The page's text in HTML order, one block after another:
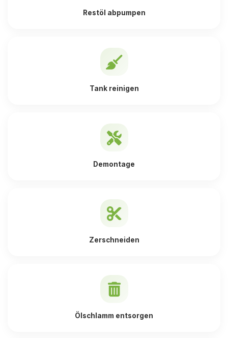
Restöl abpumpen
Tank reinigen
Demontage
Zerschneiden
Ölschlamm entsorgen